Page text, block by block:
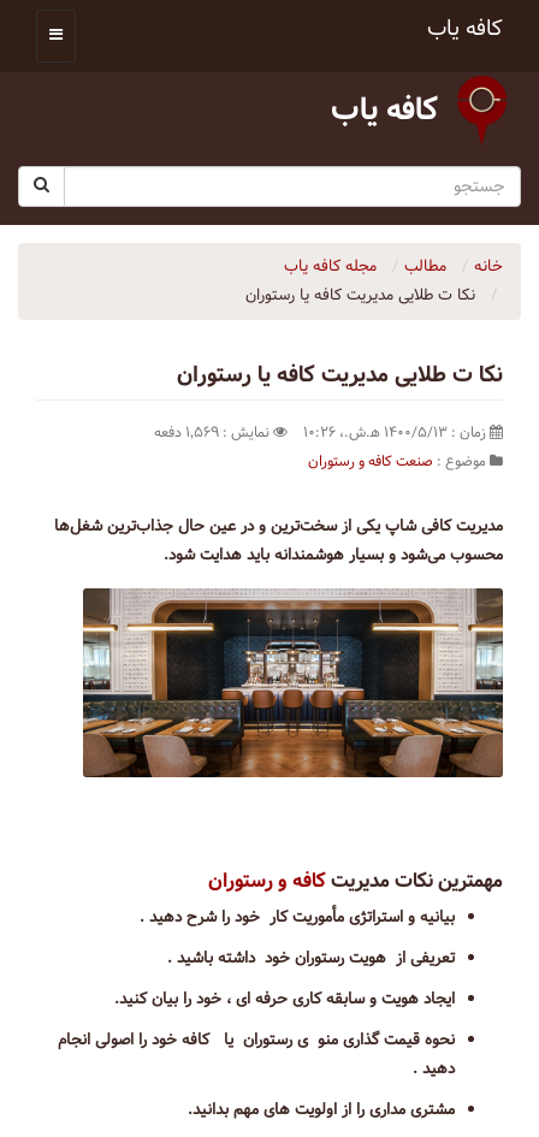
کافه یاب
کافه یاب
خانه مطالب
مجله کافه یاب
نکا ت طلایی مدیریت کافه یا رستوران
نکا ت طلایی مدیریت کافه یا رستوران
زمان : ۱۴۰۰/۵/۱۳ ه‍.ش.،‏ ۱۰:۲۶
نمایش : ۱٬۵۶۹ دفعه
موضوع : صنعت کافه و رستوران
مدیریت کافی شاپ یکی از سخت‌ترین و در عین حال جذاب‌ترین شغل‌ها
محسوب می‌شود و بسیار هوشمندانه باید هدایت شود.
مهمترین نکات مدیریتکافه و رستوران
بیانیه و استراتژی مأموریت کار خود را شرح دهید .
تعریفی از هویت رستوران خود داشته باشید .
ایجاد هویت و سابقه کاری حرفه ای ، خود را بیان کنید.
نحوه قیمت گذاری منو ی رستوران یا کافه خود را اصولی انجام
دهید .
مشتری مداری را از اولویت های مهم بدانید.